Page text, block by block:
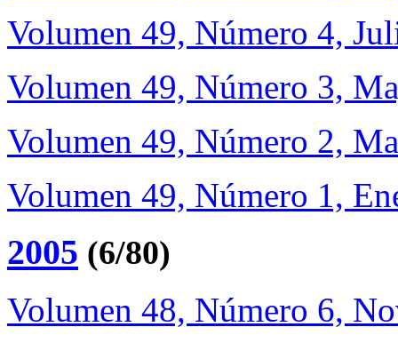
Volumen 49, Número 4,
Volumen 49, Número 3,
Volumen 49, Número 2,
Volumen 49, Número 1,
2005 (6/80)
Volumen 48, Número 6,